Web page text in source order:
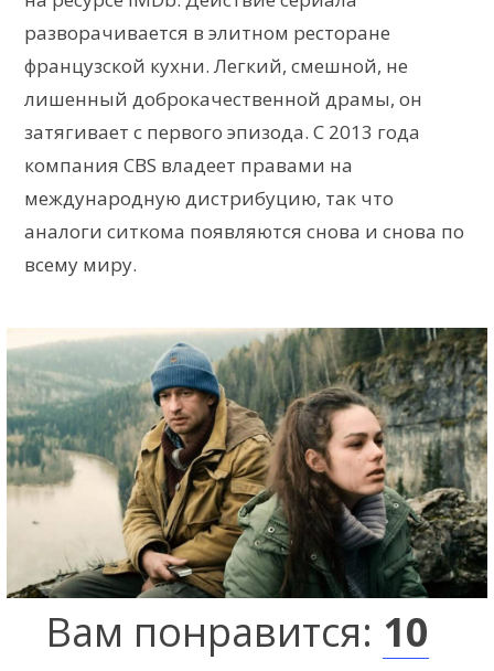
разворачивается в элитном ресторане
французской кухни. Легкий, смешной, не
лишенный доброкачественной драмы, он
затягивает с первого эпизода. С 2013 года
компания CBS владеет правами на
международную дистрибуцию, так что
аналоги ситкома появляются снова и снова по
всему миру.
Вам понравится: 10